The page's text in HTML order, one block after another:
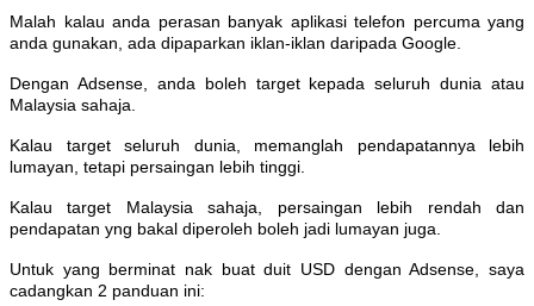
Malah kalau anda perasan banyak aplikasi telefon percuma yang
anda gunakan, ada dipaparkan iklan-iklan daripada Google.
Dengan Adsense, anda boleh target kepada seluruh dunia atau
Malaysia sahaja.
Kalau target seluruh dunia, memanglah pendapatannya lebih
lumayan, tetapi persaingan lebih tinggi.
Kalau target Malaysia sahaja, persaingan lebih rendah dan
pendapatan yng bakal diperoleh boleh jadi lumayan juga.
Untuk yang berminat nak buat duit USD dengan Adsense, saya
cadangkan 2 panduan ini: